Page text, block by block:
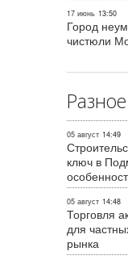
17 июнь 13:50
Город
чистюли
Разное
05 август 14:49
ключ в
05 август 14:48
Торговля
для
рынка